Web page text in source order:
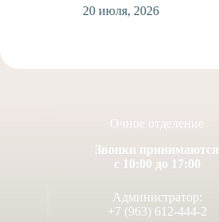
20 июля, 2026
Очное отделение
Звонки принимаются
с 10:00 до 17:00
Администратор:
+7 (963) 612-444-2